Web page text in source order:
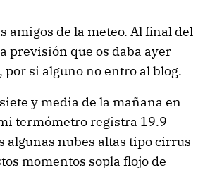
amigos de la meteo. Al final del
previsión que os daba ayer
por si alguno no entro al blog.
y media de la mañana en
termómetro registra 19.9
algunas nubes altas tipo cirrus
momentos sopla flojo de